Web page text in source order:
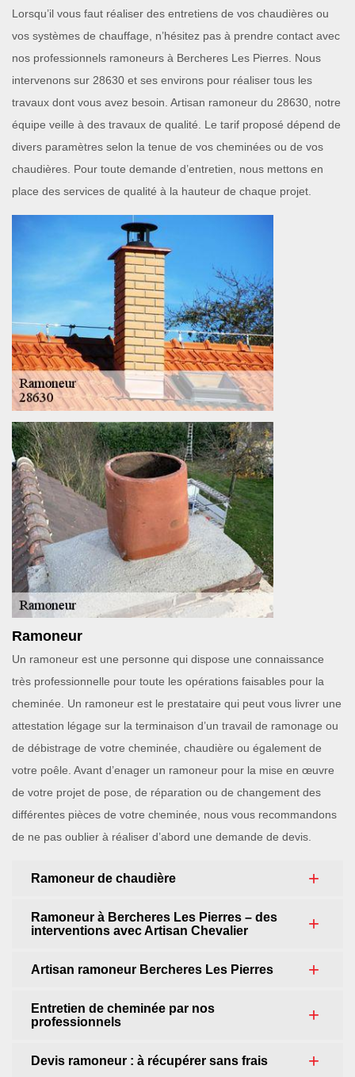
Lorsqu’il vous faut réaliser des entretiens de vos chaudières ou
vos systèmes de chauffage, n’hésitez pas à prendre contact avec
nos professionnels ramoneurs à Bercheres Les Pierres. Nous
intervenons sur 28630 et ses environs pour réaliser tous les
travaux dont vous avez besoin. Artisan ramoneur du 28630, notre
équipe veille à des travaux de qualité. Le tarif proposé dépend de
divers paramètres selon la tenue de vos cheminées ou de vos
chaudières. Pour toute demande d’entretien, nous mettons en
place des services de qualité à la hauteur de chaque projet.
Ramoneur
Un ramoneur est une personne qui dispose une connaissance
très professionnelle pour toute les opérations faisables pour la
cheminée. Un ramoneur est le prestataire qui peut vous livrer une
attestation légage sur la terminaison d’un travail de ramonage ou
de débistrage de votre cheminée, chaudière ou également de
votre poêle. Avant d’enager un ramoneur pour la mise en œuvre
de votre projet de pose, de réparation ou de changement des
différentes pièces de votre cheminée, nous vous recommandons
de ne pas oublier à réaliser d’abord une demande de devis.
Ramoneur de chaudière
Ramoneur à Bercheres Les Pierres – des
interventions avec Artisan Chevalier
Artisan ramoneur Bercheres Les Pierres
Entretien de cheminée par nos
professionnels
Devis ramoneur : à récupérer sans frais